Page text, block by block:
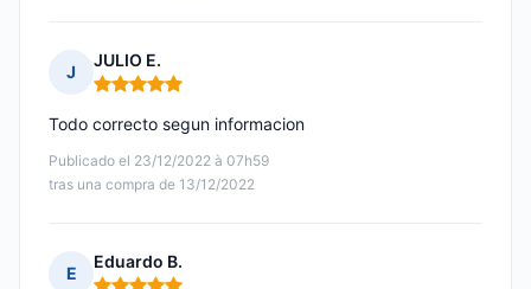
J
JULIO E.
Nota: 5 de 5
Publicado el 23/12/2022 à 07h59
tras una compra de 13/12/2022
Todo correcto segun informacion
E
Eduardo B.